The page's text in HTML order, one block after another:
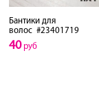
Бантики для
волос#23401719
40руб